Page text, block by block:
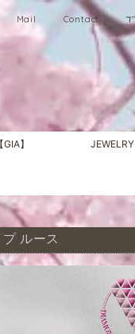
Mail Contact
】 JEWELRY
ルース